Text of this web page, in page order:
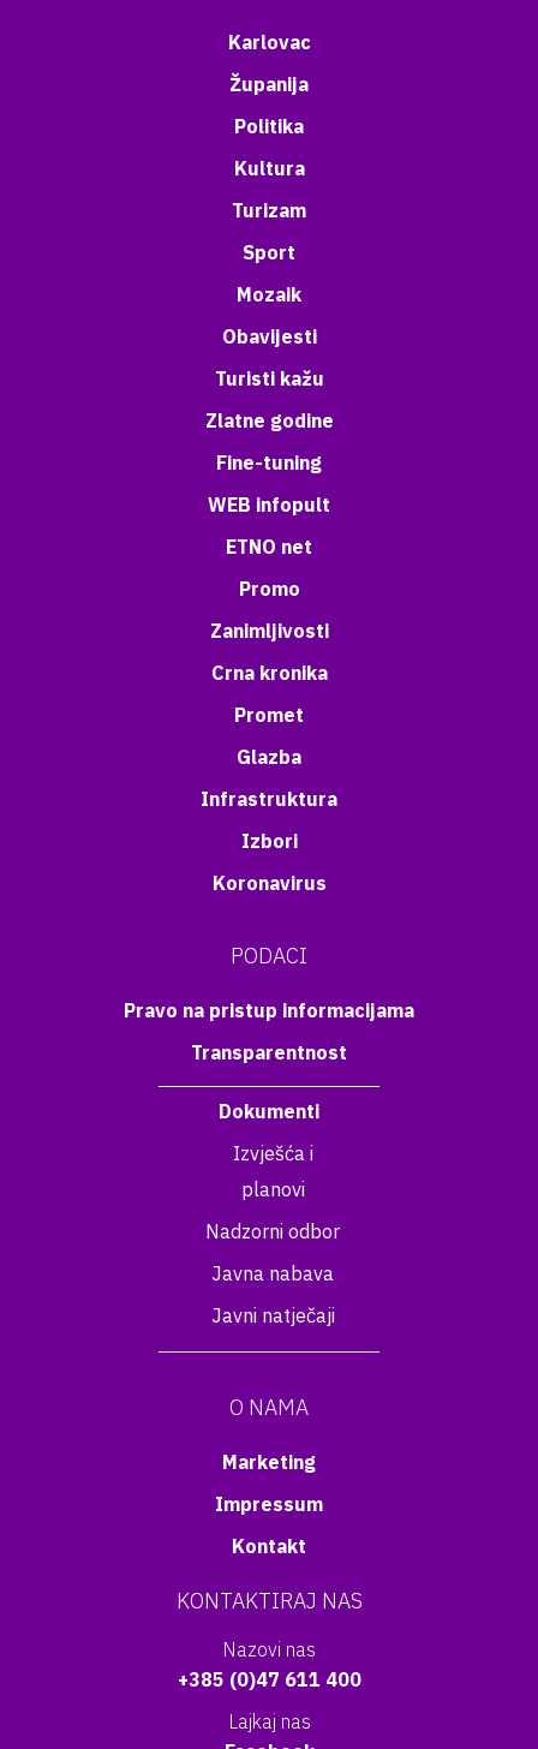
Karlovac
Županija
Politika
Kultura
Turizam
Sport
Mozaik
Obavijesti
Turisti kažu
Zlatne godine
Fine-tuning
WEB infopult
ETNO net
Promo
Zanimljivosti
Crna kronika
Promet
Glazba
Infrastruktura
Izbori
Koronavirus
PODACI
Pravo na pristup informacijama
Transparentnost
Dokumenti
Izvješća i
planovi
Nadzorni odbor
Javna nabava
Javni natječaji
O NAMA
Marketing
Impressum
Kontakt
KONTAKTIRAJ NAS
Nazovi nas
+385 (0)47 611 400
Lajkaj nas